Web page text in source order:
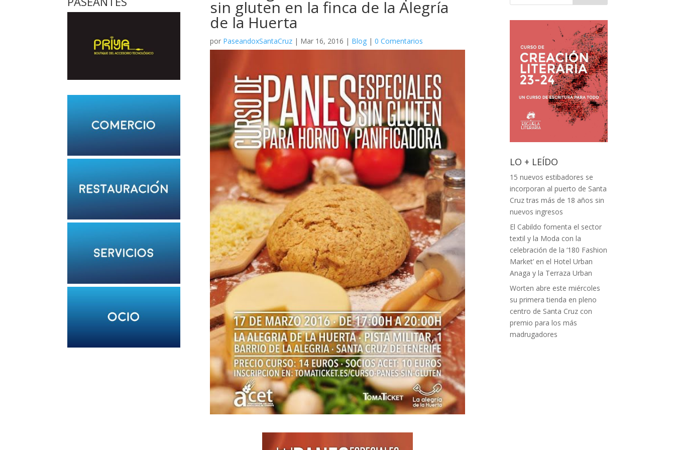
sin gluten en la finca de la Alegría
de la Huerta
por PaseandoxSantaCruz| Mar 16, 2016 | Blog| 0 Comentarios
LO + LEÍDO
15 nuevos estibadores se
incorporan al puerto de Santa
Cruz tras más de 18 años sin
nuevos ingresos
El Cabildo fomenta el sector
textil y la Moda con la
celebración de la ‘180 Fashion
Market’ en el Hotel Urban
Anaga y la Terraza Urban
Worten abre este miércoles
su primera tienda en pleno
centro de Santa Cruz con
premio para los más
madrugadores